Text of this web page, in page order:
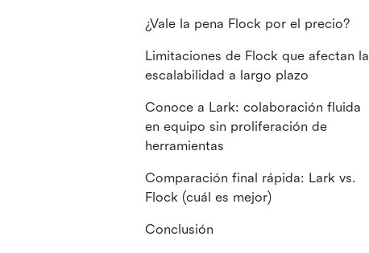
¿Vale la pena Flock por el precio?
Limitaciones de Flock que afectan la
escalabilidad a largo plazo
Conoce a Lark: colaboración fluida
en equipo sin proliferación de
herramientas
Comparación final rápida: Lark vs.
Flock (cuál es mejor)
Conclusión